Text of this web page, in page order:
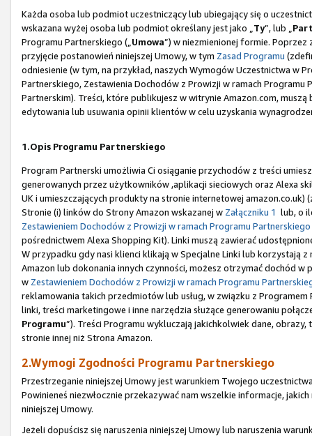
Każda osoba lub podmiot uczestniczący lub ubiegający się o
wskazana wyżej osoba lub podmiot określany jest jako „Ty”, lub „
Programu Partnerskiego („Umowa”) w niezmienionej formie.
przyjęcie postanowień niniejszej Umowy, w tym Zasad Programu
odniesienie (w tym, na przykład, naszych Wymogów Uczestnictwa w
Partnerskiego, Zestawienia Dochodów z Prowizji w ramach
Partnerskim). Treści, które publikujesz w witrynie Amazon.com,
edytowania lub usuwania opinii klientów w celu uzyskania
1.Opis Programu Partnerskiego
Program Partnerski umożliwia Ci osiąganie przychodów z treści
generowanych przez użytkowników ,aplikacji sieciowych oraz Alexa
UK i umieszczających produkty na stronie internetowej amazon.co.uk)
Stronie (i) linków do Strony Amazon wskazanej w Załączniku 1 lub, o
Zestawieniem Dochodów z Prowizji w ramach Programu Partnerskiego
pośrednictwem Alexa Shopping Kit). Linki muszą zawierać
W przypadku gdy nasi klienci klikają w Specjalne Linki lub korzystają
Amazon lub dokonania innych czynności, możesz otrzymać dochód
w Zestawieniem Dochodów z Prowizji w ramach Programu
reklamowania takich przedmiotów lub usług, w związku z
linki, treści marketingowe i inne narzędzia służące generowaniu
Programu”). Treści Programu wykluczają jakichkolwiek dane,
stronie innej niż Strona Amazon.
2.Wymogi Zgodności Programu Partnerskiego
Przestrzeganie niniejszej Umowy jest warunkiem Twojego
Powinieneś niezwłocznie przekazywać nam wszelkie informacje,
niniejszej Umowy.
Jeżeli dopuścisz się naruszenia niniejszej Umowy lub naruszenia